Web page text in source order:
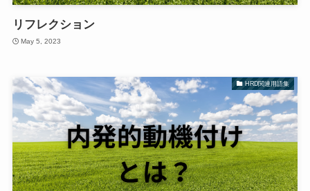
リフレクション
May 5, 2023
HRD関連用語集